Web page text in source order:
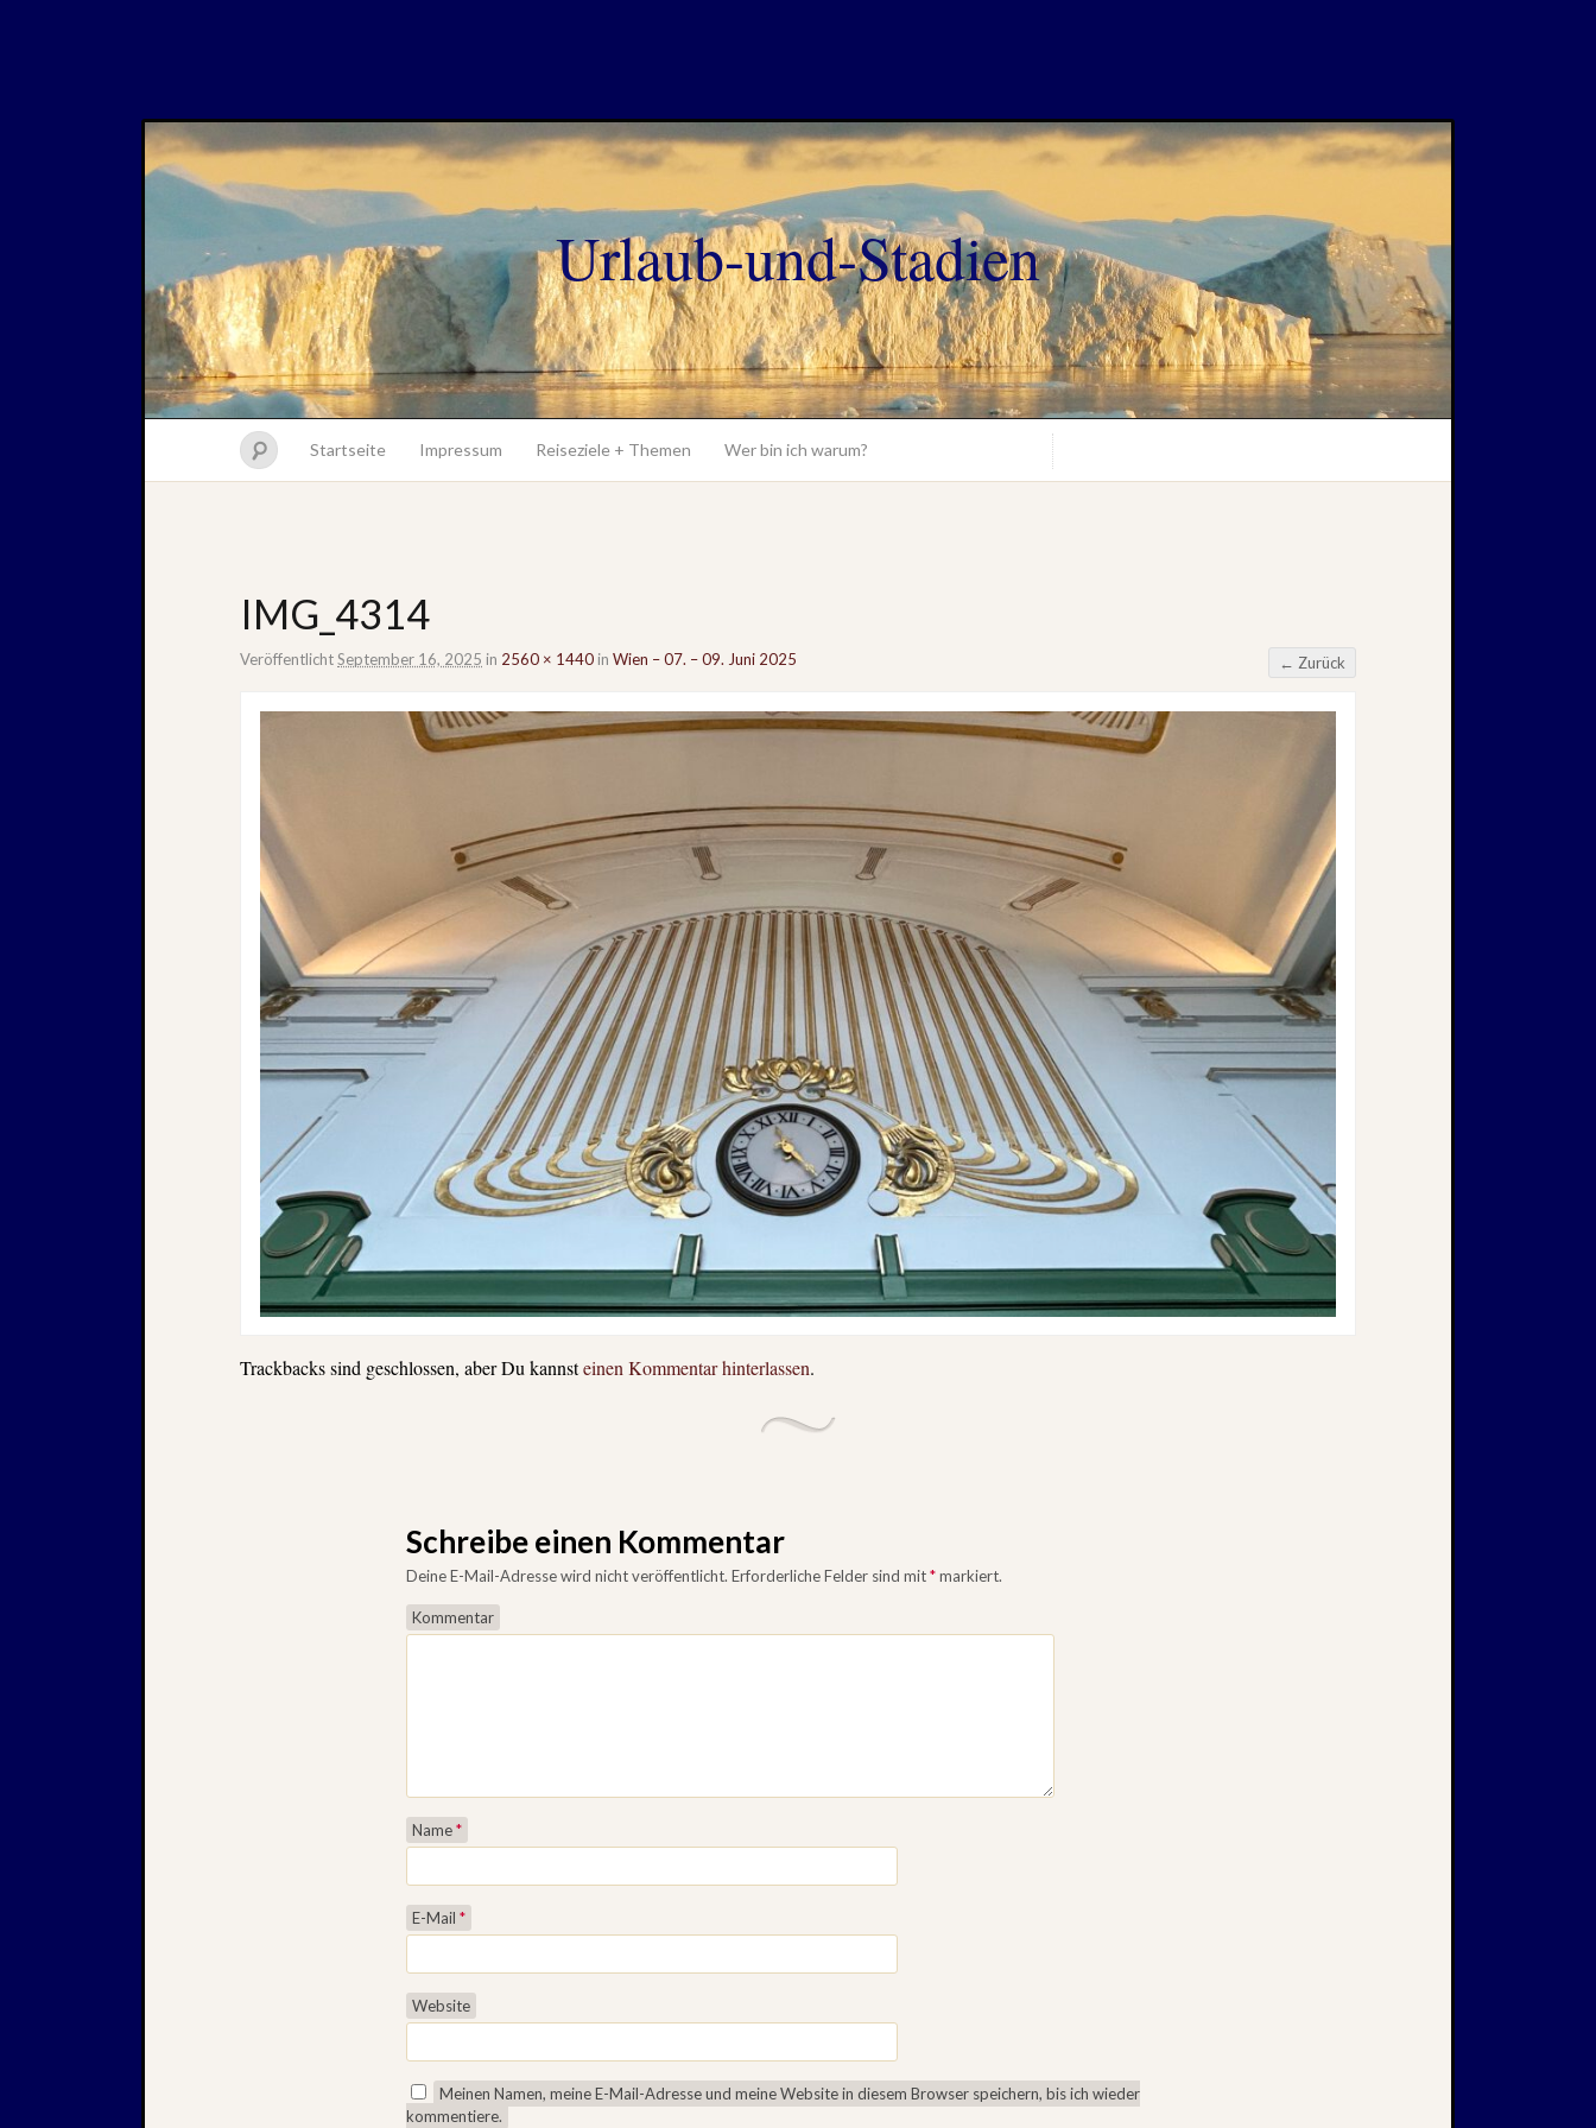
Urlaub-und-Stadien
Startseite Impressum Reiseziele + Themen Wer bin ich warum?
IMG_4314
VeröffentlichtSeptember 16, 2025 in 2560 × 1440 in Wien – 07. – 09. Juni 2025 ← Zurück
Trackbacks sind geschlossen, aber Du kannsteinen Kommentar hinterlassen.
Schreibe einen Kommentar
Deine E-Mail-Adresse wird nicht veröffentlicht. Erforderliche Felder sind mit*markiert.
Kommentar
Name*
E-Mail *
Website
Meinen Namen, meine E-Mail-Adresse und meine Website in diesem Browser speichern, bis ich wieder
kommentiere.